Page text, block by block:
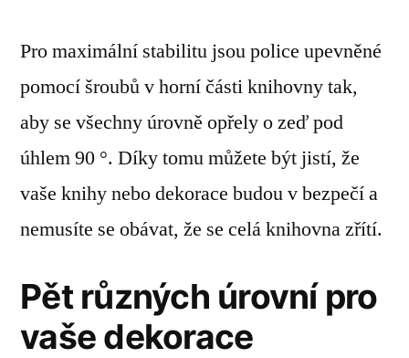
Pro maximální stabilitu jsou police upevněné
pomocí šroubů v horní části knihovny tak,
aby se všechny úrovně opřely o zeď pod
úhlem 90 °. Díky tomu můžete být jistí, že
vaše knihy nebo dekorace budou v bezpečí a
nemusíte se obávat, že se celá knihovna zřítí.
Pět různých úrovní pro
vaše dekorace